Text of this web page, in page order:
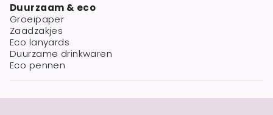
Duurzaam & eco
Groeipaper
Zaadzakjes
Eco lanyards
Duurzame drinkwaren
Eco pennen